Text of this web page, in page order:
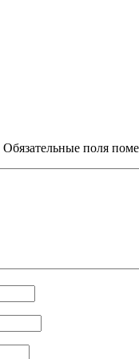
Обязательные поля